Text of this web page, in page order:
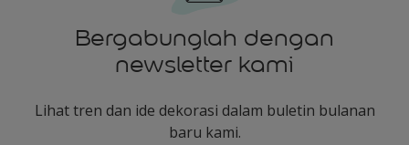
Bergabunglah dengan
newsletter kami
Lihat tren dan ide dekorasi dalam buletin bulanan
baru kami.